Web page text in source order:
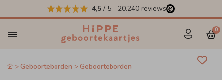
4,5 / 5 - 20.240 reviews
0
Geboorteborden Geboorteborden